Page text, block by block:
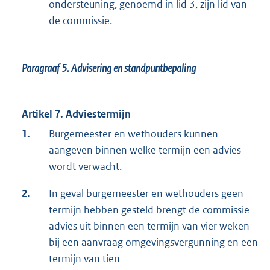
ondersteuning, genoemd in lid 3, zijn lid van
de commissie.
Paragraaf 5.Advisering en standpuntbepaling
Artikel 7. Adviestermijn
1.
Burgemeester en wethouders kunnen
aangeven binnen welke termijn een advies
wordt verwacht.
2.
In geval burgemeester en wethouders geen
termijn hebben gesteld brengt de commissie
advies uit binnen een termijn van vier weken
bij een aanvraag omgevingsvergunning en een
termijn van tien